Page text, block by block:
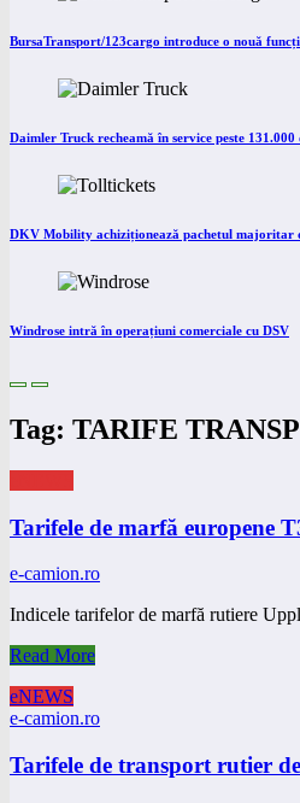
BursaTransport/123cargo introduce o nouă
Daimler Truck recheamă în service peste 131.000
DKV Mobility achiziționează pachetul majoritar
Windrose intră în operațiuni comerciale cu DSV
Tag: TARIFE
Tarifele de marfă europene
e-camion.ro
Indicele tarifelor de marfă rutiere
Read More
eNEWS
e-camion.ro
Tarifele de transport rutier